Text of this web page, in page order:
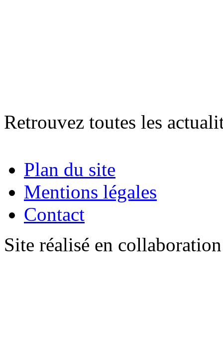
Retrouvez toutes les
Plan du site
Mentions légales
Contact
Site réalisé en